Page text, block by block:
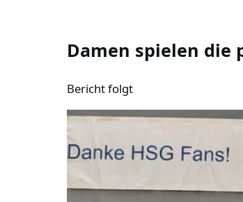
Damen spielen die
Bericht folgt